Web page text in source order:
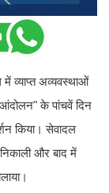
व्याप्त अव्यवस्थाओं
के पांचवें दिन
किया। सेवादल
और बाद में